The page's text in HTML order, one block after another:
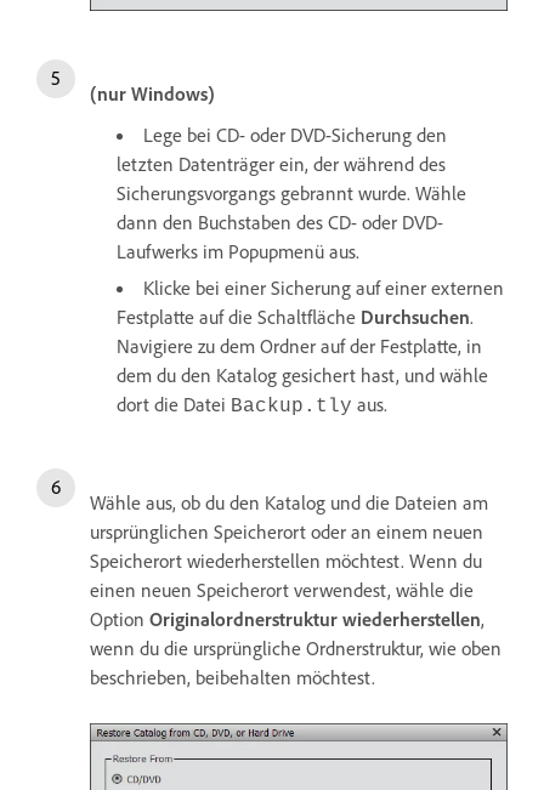
(nur Windows)
Lege bei CD- oder DVD-Sicherung den
letzten Datenträger ein, der während des
Sicherungsvorgangs gebrannt wurde. Wähle
dann den Buchstaben des CD- oder DVD-
Laufwerks im Popupmenü aus.
Klicke bei einer Sicherung auf einer externen
Festplatte auf die Schaltfläche Durchsuchen.
Navigiere zu dem Ordner auf der Festplatte, in
dem du den Katalog gesichert hast, und wähle
dort die Datei Backup.tly aus.
Wähle aus, ob du den Katalog und die Dateien am
ursprünglichen Speicherort oder an einem neuen
Speicherort wiederherstellen möchtest. Wenn du
einen neuen Speicherort verwendest, wähle die
Option Originalordnerstruktur wiederherstellen,
wenn du die ursprüngliche Ordnerstruktur, wie oben
beschrieben, beibehalten möchtest.